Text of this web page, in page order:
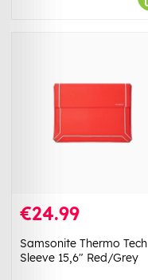
€24.99
Samsonite Thermo Tech
Sleeve 15,6" Red/Grey